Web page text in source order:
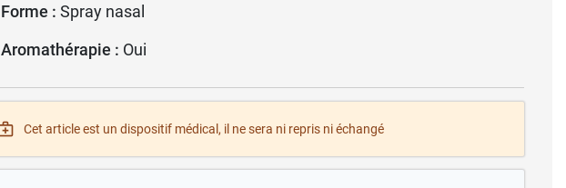
Forme : Spray nasal
Aromathérapie : Oui
Cet article est un dispositif médical, il ne sera ni repris ni échangé